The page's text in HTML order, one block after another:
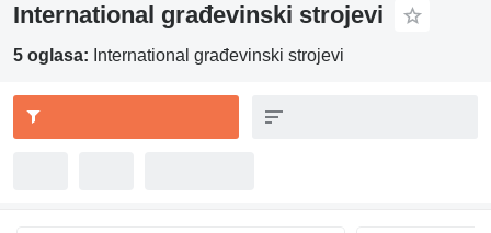
International građevinski strojevi
5 oglasa: International građevinski strojevi